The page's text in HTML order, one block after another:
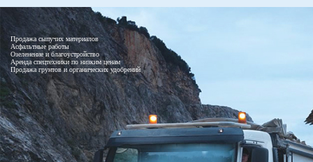
Продажа сыпучих материалов
Асфальтные работы
Озеленение и благоустройство
Аренда спецтехники по низким ценам
Продажа грунтов и органических удобрений